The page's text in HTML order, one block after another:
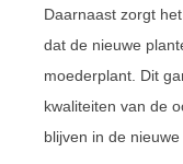
Daarnaast zorgt
dat de nieuwe
moederplant. Dit
kwaliteiten van de
blijven in de nieuwe